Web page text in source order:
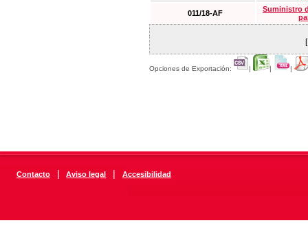
011/18-AF
Suministro
Opciones de Exportación: | | |
Contacto | Aviso legal | Accesibilidad